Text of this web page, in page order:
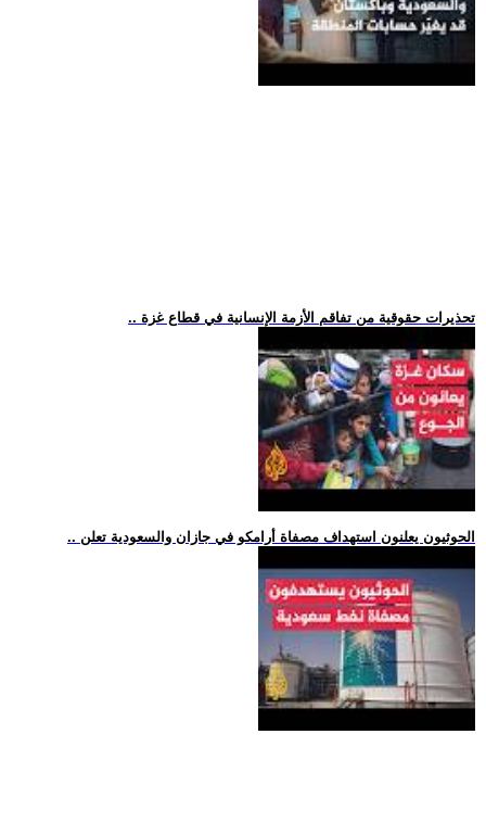
.. تحذيرات حقوقية من تفاقم الأزمة الإنسانية في قطاع غزة
.. الحوثيون يعلنون استهداف مصفاة أرامكو في جازان والسعودية تعلن